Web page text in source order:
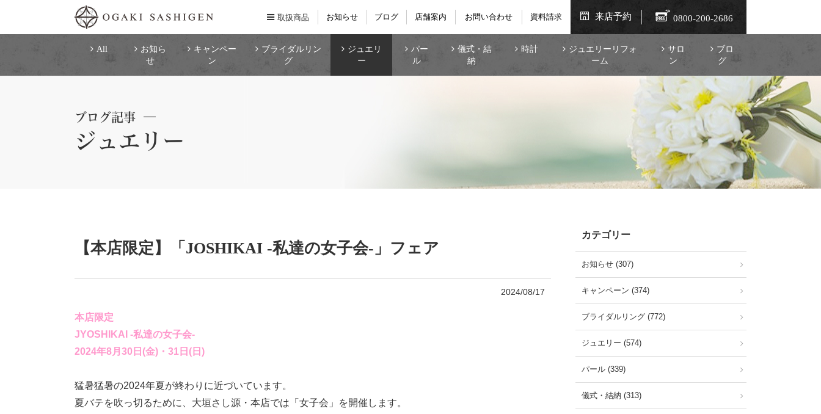
取扱商品 お知らせ ブログ 店舗案内 お問い合わせ 資料請求 来店予約 0800-200-2686
All
お知ら
せ
キャンペー
ン
ブライダルリン
グ
ジュエリ
ー
パー
ル
儀式・結
納
時計
ジュエリーリフォ
ーム
サロ
ン
ブロ
グ
ブログ記事
ジュエリー
【本店限定】「JOSHIKAI -私達の女子会-」フェア
2024/08/17
本店限定
JYOSHIKAI -私達の女子会-
2024年8月30日(金)・31日(日)
猛暑猛暑の2024年夏が終わりに近づいています。
夏バテを吹っ切るために、大垣さし源・本店では「女子会」を開催します。
カテゴリー
お知らせ (307)
キャンペーン (374)
ブライダルリング (772)
ジュエリー (574)
パール (339)
儀式・結納 (313)